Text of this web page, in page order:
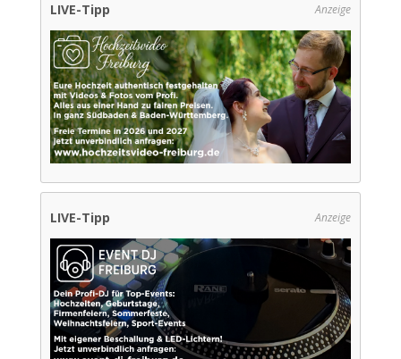
LIVE-Tipp Anzeige
LIVE-Tipp Anzeige